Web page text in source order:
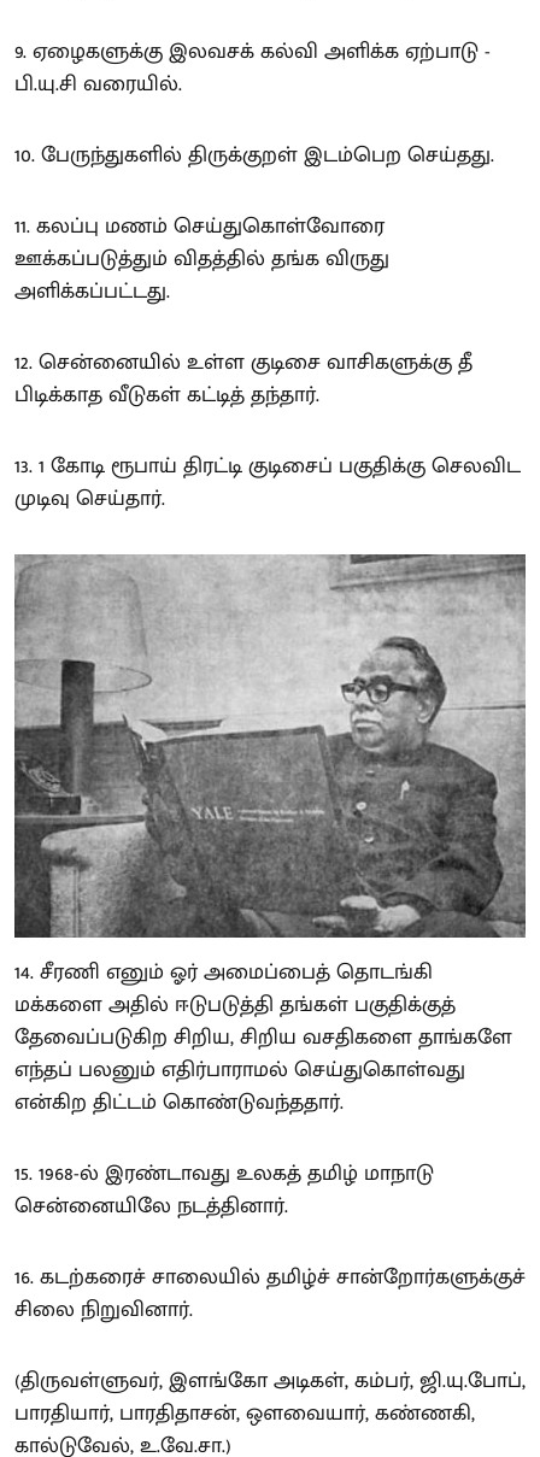
9. ஏழைகளுக்கு இலவசக் கல்வி அளிக்க ஏற்பாடு -
பி.யு.சி வரையில்.
10. பேருந்துகளில் திருக்குறள் இடம்பெற செய்தது.
11. கலப்பு மணம் செய்துகொள்வோரை
ஊக்கப்படுத்தும் விதத்தில் தங்க விருது
அளிக்கப்பட்டது.
12. சென்னையில் உள்ள குடிசை வாசிகளுக்கு தீ
பிடிக்காத வீடுகள் கட்டித் தந்தார்.
13. 1 கோடி ரூபாய் திரட்டி குடிசைப் பகுதிக்கு செலவிட
முடிவு செய்தார்.
14. சீரணி எனும் ஓர் அமைப்பைத் தொடங்கி
மக்களை அதில் ஈடுபடுத்தி தங்கள் பகுதிக்குத்
தேவைப்படுகிற சிறிய, சிறிய வசதிகளை தாங்களே
எந்தப் பலனும் எதிர்பாராமல் செய்துகொள்வது
என்கிற திட்டம் கொண்டுவந்ததார்.
15. 1968-ல் இரண்டாவது உலகத் தமிழ் மாநாடு
சென்னையிலே நடத்தினார்.
16. கடற்கரைச் சாலையில் தமிழ்ச் சான்றோர்களுக்குச்
சிலை நிறுவினார்.
(திருவள்ளுவர், இளங்கோ அடிகள், கம்பர், ஜி.யு.போப்,
பாரதியார், பாரதிதாசன், ஔவையார், கண்ணகி,
கால்டுவேல், உ.வே.சா.)